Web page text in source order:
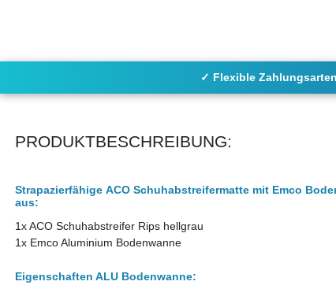
✓ Flexible Zahlungsarten
PRODUKTBESCHREIBUNG:
Strapazierfähige ACO Schuhabstreifermatte mit Emco
aus:
1x ACO Schuhabstreifer Rips hellgrau
1x Emco Aluminium Bodenwanne
Eigenschaften ALU Bodenwanne: